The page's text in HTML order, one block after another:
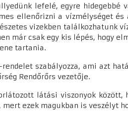
lefelé, egyre hidegebbé
ellenőrizni a vízmélységet és
vizekben találkozhatunk
már csak egy kis lépés, hogy
tartania.
szabályozza, ami azt
Rendőrőrs vezetője.
látási viszonyok között,
ezek magukban is veszélyt